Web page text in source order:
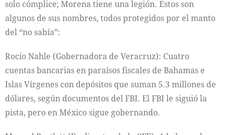
solo cómplice; Morena tiene una legión. Estos son
algunos de sus nombres, todos protegidos por el manto
del “no sabía”:
Rocío Nahle (Gobernadora de Veracruz): Cuatro
cuentas bancarias en paraísos fiscales de Bahamas e
Islas Vírgenes con depósitos que suman 5.3 millones de
dólares, según documentos del FBI. El FBI le siguió la
pista, pero en México sigue gobernando.